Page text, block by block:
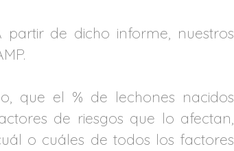
partir de dicho informe, nuestros
que el % de lechones nacidos
de riesgos que lo afectan,
o cuáles de todos los factores